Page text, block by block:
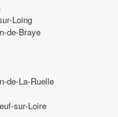
Loing
de-Braye
de-La-Ruelle
sur-Loire